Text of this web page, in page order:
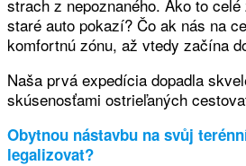
strach z nepoznaného. Ako to
staré auto pokazí? Čo ak nás na
komfortnú zónu, až vtedy začína
Naša prvá expedícia dopadla
skúsenosťami ostrieľaných
Obytnou nástavbu na svůj
legalizovat?